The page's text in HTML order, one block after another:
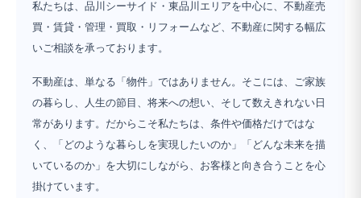
私たちは、品川シーサイド・東品川エリアを中心に、不動産売
買・賃貸・管理・買取・リフォームなど、不動産に関する幅広
いご相談を承っております。
不動産は、単なる「物件」ではありません。そこには、ご家族
の暮らし、人生の節目、将来への想い、そして数えきれない日
常があります。だからこそ私たちは、条件や価格だけではな
く、「どのような暮らしを実現したいのか」「どんな未来を描
いているのか」を大切にしながら、お客様と向き合うことを心
掛けています。